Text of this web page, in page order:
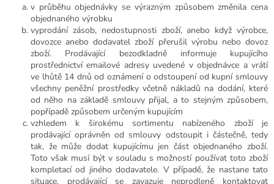
v průběhu objednávky se výrazným způsobem změnila cena
objednaného výrobku
vyprodání zásob, nedostupnosti zboží, anebo když výrobce,
dovozce anebo dodavatel zboží přerušil výrobu nebo dovoz
zboží. Prodávající bezodkladně informuje kupujícího
prostřednictví emailové adresy uvedené v objednávce a vrátí
ve lhůtě 14 dnů od oznámení o odstoupení od kupní smlouvy
všechny peněžní prostředky včetně nákladů na dodání, které
od něho na základě smlouvy přijal, a to stejným způsobem,
popřípadě způsobem určeným kupujícím
vzhledem k širokému sortimentu nabízeného zboží je
prodávající oprávněn od smlouvy odstoupit i částečně, tedy
tak, že může dodat kupujícímu jen část objednaného zboží.
Toto však musí být v souladu s možností používat toto zboží
kompletací od jiného dodavatele. V případě, že nastane tato
situace, prodávající se zavazuje neprodleně kontaktovat